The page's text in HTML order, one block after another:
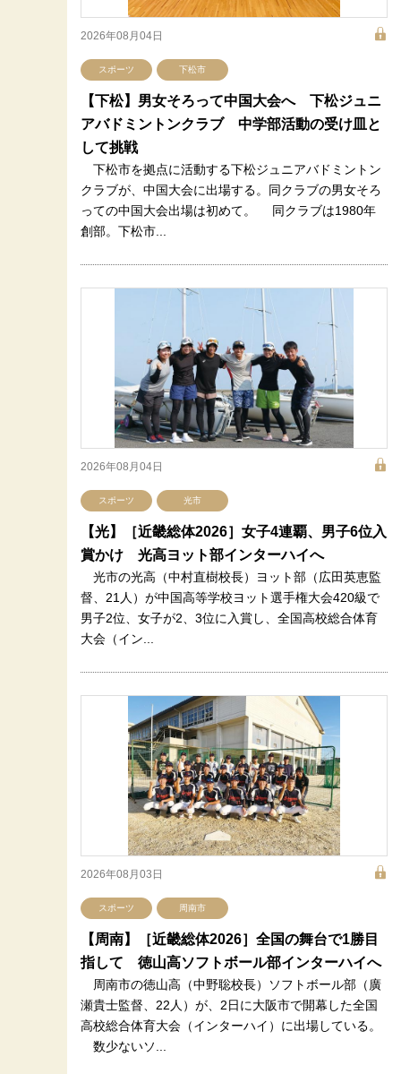
2026年08月04日
スポーツ 下松市
【下松】男女そろって中国大会へ 下松ジュニ
アバドミントンクラブ 中学部活動の受け皿と
して挑戦
下松市を拠点に活動する下松ジュニアバドミントン
クラブが、中国大会に出場する。同クラブの男女そろ
っての中国大会出場は初めて。 同クラブは1980年
創部。下松市...
2026年08月04日
スポーツ 光市
【光】［近畿総体2026］女子4連覇、男子6位入
賞かけ 光高ヨット部インターハイへ
光市の光高（中村直樹校長）ヨット部（広田英恵監
督、21人）が中国高等学校ヨット選手権大会420級で
男子2位、女子が2、3位に入賞し、全国高校総合体育
大会（イン...
2026年08月03日
スポーツ 周南市
【周南】［近畿総体2026］全国の舞台で1勝目
指して 徳山高ソフトボール部インターハイへ
周南市の徳山高（中野聡校長）ソフトボール部（廣
瀬貴士監督、22人）が、2日に大阪市で開幕した全国
高校総合体育大会（インターハイ）に出場している。
数少ないソ...